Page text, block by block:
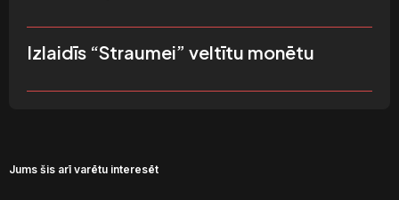
Izlaidīs “Straumei” veltītu monētu
Jums šis arī varētu interesēt